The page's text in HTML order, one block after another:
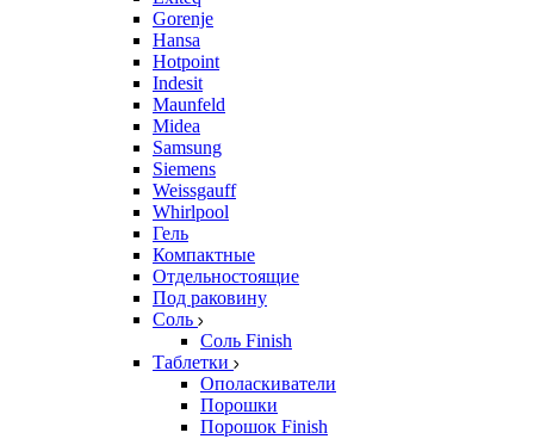
Gorenje
Hansa
Hotpoint
Indesit
Maunfeld
Midea
Samsung
Siemens
Weissgauff
Whirlpool
Гель
Компактные
Отдельностоящие
Под раковину
Соль
Соль Finish
Таблетки
Ополаскиватели
Порошки
Порошок Finish